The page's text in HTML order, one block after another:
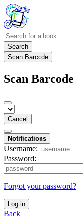
Search
Scan Barcode
Scan Barcode
Cancel
Notifications
Username:
Password:
Forgot your password?
Log in
Back